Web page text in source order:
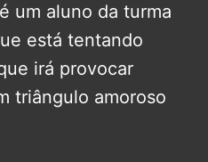
um aluno da turma
está tentando
irá provocar
triângulo amoroso